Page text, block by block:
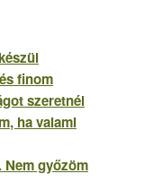
finom
szeretnél
ha valami
győzöm